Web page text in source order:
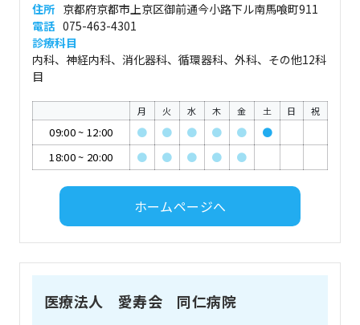
住所 京都府京都市上京区御前通今小路下ル南馬喰町911
電話 075-463-4301
診療科目
内科、神経内科、消化器科、循環器科、外科、その他12科
目
月 火 水 木 金 土 日 祝
09:00~ 12:00 ● ● ● ● ●
●
18:00~ 20:00 ● ● ● ● ●
ホームページへ
医療法人 愛寿会 同仁病院